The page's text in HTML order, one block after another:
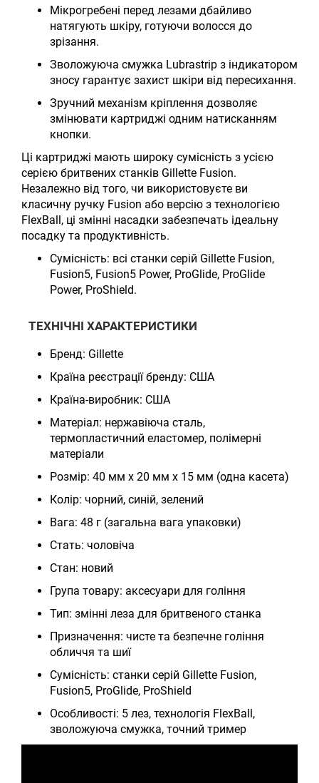
Мікрогребені перед лезами дбайливо
натягують шкіру, готуючи волосся до
зрізання.
Зволожуюча смужка Lubrastrip з індикатором
зносу гарантує захист шкіри від пересихання.
Зручний механізм кріплення дозволяє
змінювати картриджі одним натисканням
кнопки.
Ці картриджі мають широку сумісність з усією
серією бритвених станків Gillette Fusion.
Незалежно від того, чи використовуєте ви
класичну ручку Fusion або версію з технологією
FlexBall, ці змінні насадки забезпечать ідеальну
посадку та продуктивність.
Сумісність: всі станки серій Gillette Fusion,
Fusion5, Fusion5 Power, ProGlide, ProGlide
Power, ProShield.
ТЕХНІЧНІ ХАРАКТЕРИСТИКИ
Бренд: Gillette
Країна реєстрації бренду: США
Країна-виробник: США
Матеріал: нержавіюча сталь,
термопластичний еластомер, полімерні
матеріали
Розмір: 40 мм x 20 мм x 15 мм (одна касета)
Колір: чорний, синій, зелений
Вага: 48 г (загальна вага упаковки)
Стать: чоловіча
Стан: новий
Група товару: аксесуари для гоління
Тип: змінні леза для бритвеного станка
Призначення: чисте та безпечне гоління
обличчя та шиї
Сумісність: станки серій Gillette Fusion,
Fusion5, ProGlide, ProShield
Особливості: 5 лез, технологія FlexBall,
зволожуюча смужка, точний тример